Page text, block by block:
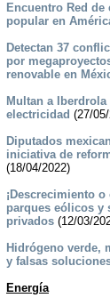
Encuentro Red
popular en
Detectan 37
por
renovable en
Multan a
electricidad (27/
Diputados
iniciativa de
(18/04/2022)
¡Descrecimiento
parques eólicos y
privados(12/03/
Hidrógeno verde,
y falsas
Energía